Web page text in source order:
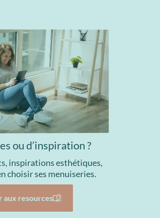
ou d’inspiration ?
inspirations esthétiques,
choisir ses menuiseries.
aux resources